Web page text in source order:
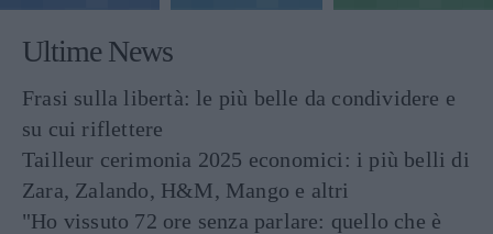
Ultime News
Frasi sulla libertà: le più belle da condividere e
su cui riflettere
Tailleur cerimonia 2025 economici: i più belli di
Zara, Zalando, H&M, Mango e altri
"Ho vissuto 72 ore senza parlare: quello che è